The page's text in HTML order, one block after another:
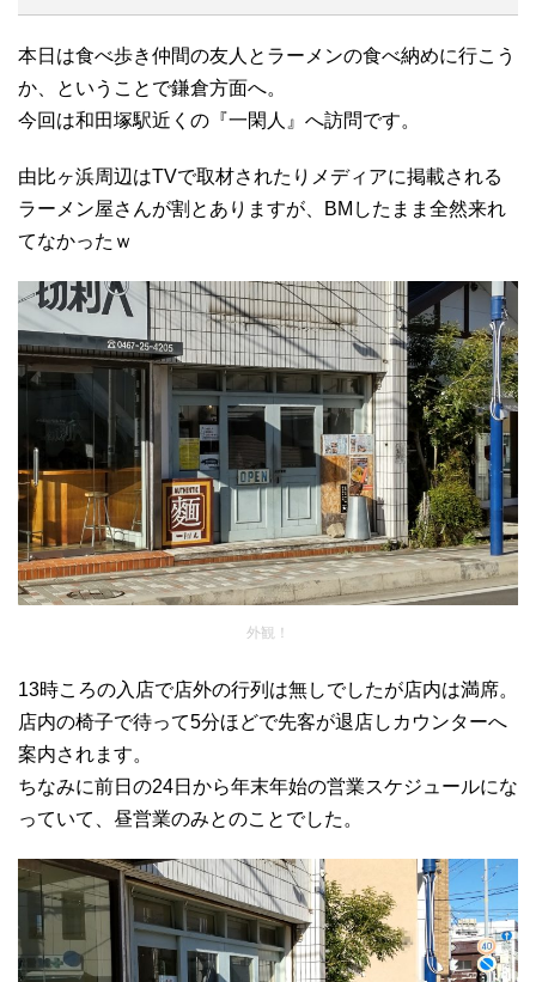
本日は食べ歩き仲間の友人とラーメンの食べ納めに行こう
か、ということで鎌倉方面へ。
今回は和田塚駅近くの『一閑人』へ訪問です。
由比ヶ浜周辺はTVで取材されたりメディアに掲載される
ラーメン屋さんが割とありますが、BMしたまま全然来れ
てなかったｗ
外観！
13時ころの入店で店外の行列は無しでしたが店内は満席。
店内の椅子で待って5分ほどで先客が退店しカウンターへ
案内されます。
ちなみに前日の24日から年末年始の営業スケジュールにな
っていて、昼営業のみとのことでした。